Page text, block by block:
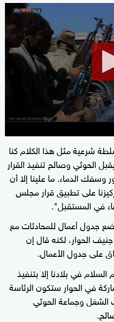
minutes,
شرعية مثل هذا الكلام كنا
الحوثي وصالح تنفيذ القرار
وسفك الدماء. ما علينا إلا أن
على تطبيق قرار مجلس
في المستقبل".
جدول أعمال للمحادثات مع
الحوار، لكنه قال إن
على جدول الأعمال.
في بلادنا إلا بتنفيذ
في الحوار ستكون الرئاسة
الشغل وجماعة الحوثي